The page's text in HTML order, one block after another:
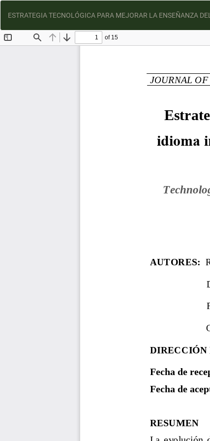
ESTRATEGIA TECNOLÓGICA PARA MEJORAR LA ENSEÑANZA